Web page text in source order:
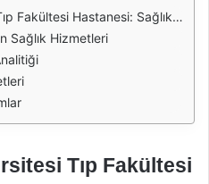
Hastanesi: Sağlıkta Yenilikçi Yaklaşımlar
Sağlık Hizmetleri
Tıp Fakültesi